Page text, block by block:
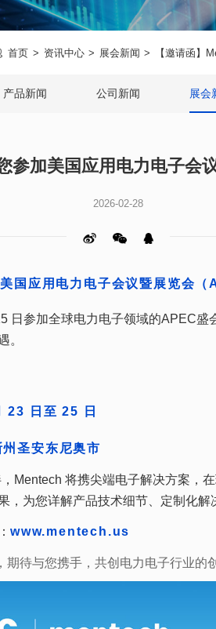
首页 资讯中心 展会新闻 【邀请函】
产品新闻 公司新闻 展会
参加美国应用电力电子会
2026-02-28
国应用电力电子会议暨展览会（
。
23 日至 25 日
州圣安东尼奥市
，为您详解产品技术细节、定制化解
www.mentech.us
待与您携手，共创电力电子行业的